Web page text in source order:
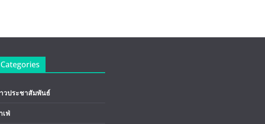
Categories
วประชาสัมพันธ์
เฟ่